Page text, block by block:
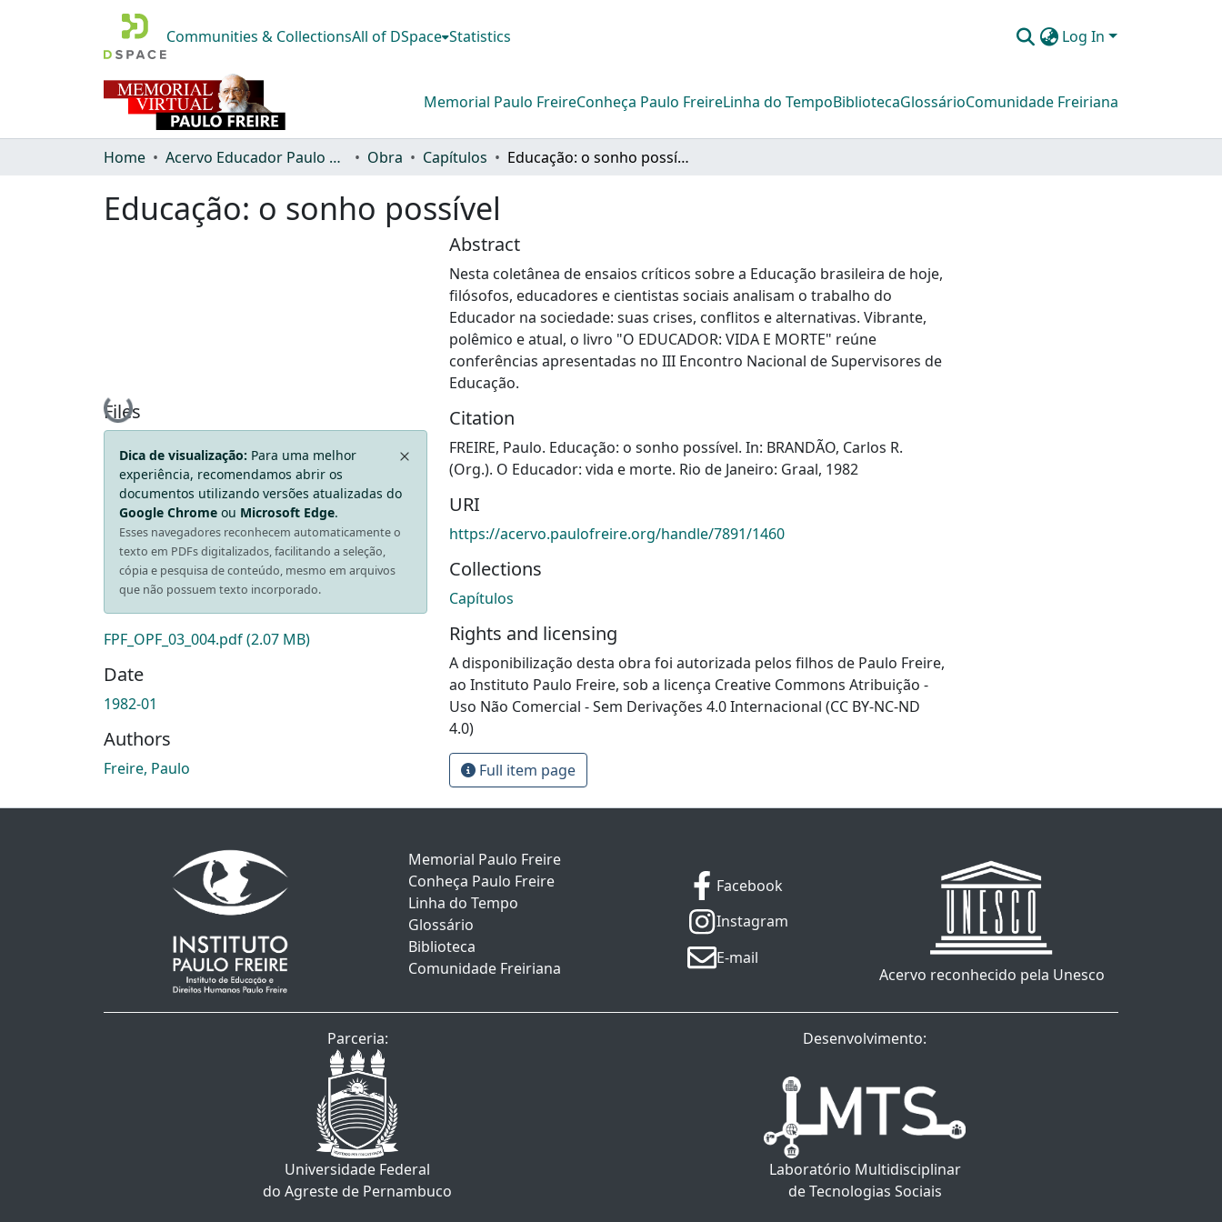
Communities & CollectionsAll of DSpace Statistics Log In
Memorial Paulo FreireConheça Paulo FreireLinha do TempoBibliotecaGlossárioComunidade Freiriana
Home Acervo Educador Paulo Freire Obra Capítulos Educação: o sonho possível
Educação: o sonho possível
Loading...
Files
Dica de visualização: Para uma melhor
experiência, recomendamos abrir os
documentos utilizando versões atualizadas do
Google Chrome ou Microsoft Edge.
Esses navegadores reconhecem automaticamente o
texto em PDFs digitalizados, facilitando a seleção,
cópia e pesquisa de conteúdo, mesmo em arquivos
que não possuem texto incorporado.
FPF_OPF_03_004.pdf(2.07 MB)
Date
1982-01
Authors
Freire, Paulo
Abstract
Nesta coletânea de ensaios críticos sobre a Educação brasileira de hoje,
filósofos, educadores e cientistas sociais analisam o trabalho do
Educador na sociedade: suas crises, conflitos e alternativas. Vibrante,
polêmico e atual, o livro "O EDUCADOR: VIDA E MORTE" reúne
conferências apresentadas no III Encontro Nacional de Supervisores de
Educação.
Citation
FREIRE, Paulo. Educação: o sonho possível. In: BRANDÃO, Carlos R.
(Org.). O Educador: vida e morte. Rio de Janeiro: Graal, 1982
URI
https://acervo.paulofreire.org/handle/7891/1460
Collections
Capítulos
Rights and licensing
A disponibilização desta obra foi autorizada pelos filhos de Paulo Freire,
ao Instituto Paulo Freire, sob a licença Creative Commons Atribuição -
Uso Não Comercial - Sem Derivações 4.0 Internacional (CC BY-NC-ND
4.0)
Full item page
Memorial Paulo Freire
Conheça Paulo Freire
Linha do Tempo
Glossário
Biblioteca
Comunidade Freiriana
Facebook
Instagram
E-mail
Acervo reconhecido pela Unesco
Parceria:
Universidade Federal
do Agreste de Pernambuco
Desenvolvimento:
Laboratório Multidisciplinar
de Tecnologias Sociais